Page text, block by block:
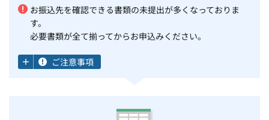
お振込先を確認できる書類の未提出が多くなっておりま
す。
必要書類が全て揃ってからお申込みください。
ご注意事項